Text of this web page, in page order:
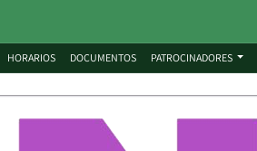
HORARIOS DOCUMENTOS PATROCINADORES